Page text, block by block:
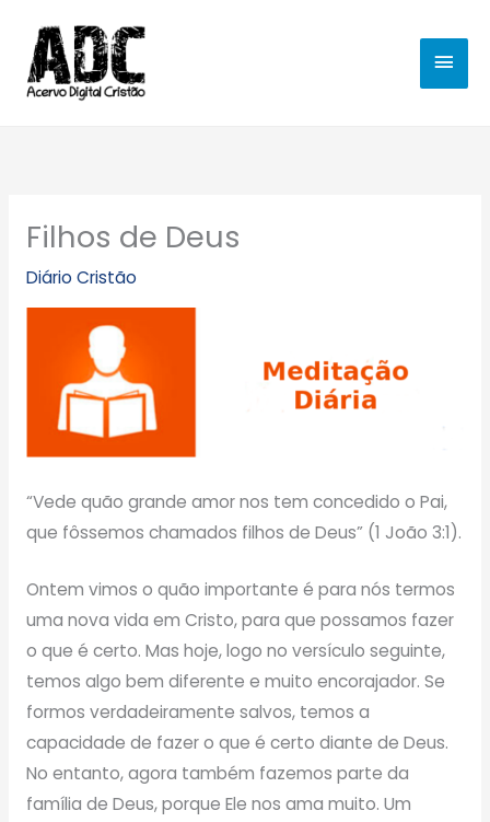
para
conteúdo
Filhos de Deus
Diário Cristão
“Vede quão grande amor nos tem concedido o Pai,
que fôssemos chamados filhos de Deus” (1 João 3:1).
Ontem vimos o quão importante é para nós termos
uma nova vida em Cristo, para que possamos fazer
o que é certo. Mas hoje, logo no versículo seguinte,
temos algo bem diferente e muito encorajador. Se
formos verdadeiramente salvos, temos a
capacidade de fazer o que é certo diante de Deus.
No entanto, agora também fazemos parte da
família de Deus, porque Ele nos ama muito. Um